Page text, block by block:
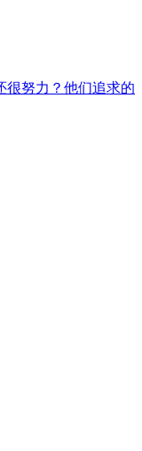
很努力？他们追求的